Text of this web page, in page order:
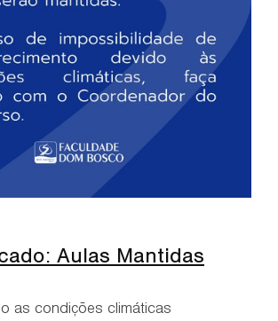
Aulas Mantidas
as condições climáticas